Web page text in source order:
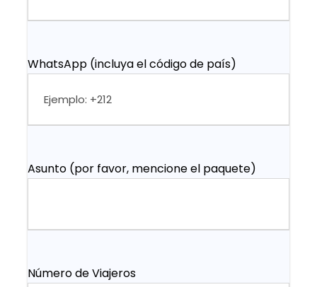
WhatsApp (incluya el código de país)
Asunto (por favor, mencione el paquete)
Número de Viajeros